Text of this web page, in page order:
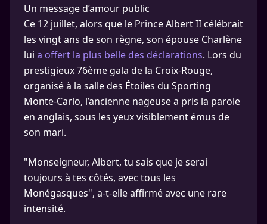
Un message d’amour public
Ce 12 juillet, alors que le Prince Albert II célébrait
les vingt ans de son règne, son épouse Charlène
lui a offert la plus belle des déclarations. Lors du
prestigieux 76ème gala de la Croix-Rouge,
organisé à la salle des Étoiles du Sporting
Monte-Carlo, l’ancienne nageuse a pris la parole
en anglais, sous les yeux visiblement émus de
son mari.
"Monseigneur, Albert, tu sais que je serai
toujours à tes côtés, avec tous les
Monégasques", a-t-elle affirmé avec une rare
intensité.